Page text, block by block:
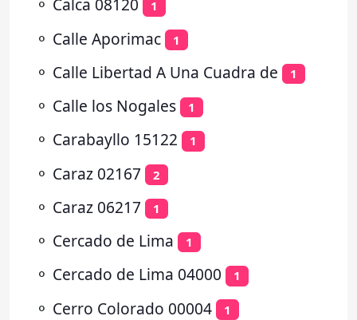
⚬ Calca 08120 1
⚬ Calle Aporimac 1
⚬ Calle Libertad A Una Cuadra de 1
⚬ Calle los Nogales 1
⚬ Carabayllo 15122 1
⚬ Caraz 02167 2
⚬ Caraz 06217 1
⚬ Cercado de Lima 1
⚬ Cercado de Lima 04000 1
⚬ Cerro Colorado 00004 1